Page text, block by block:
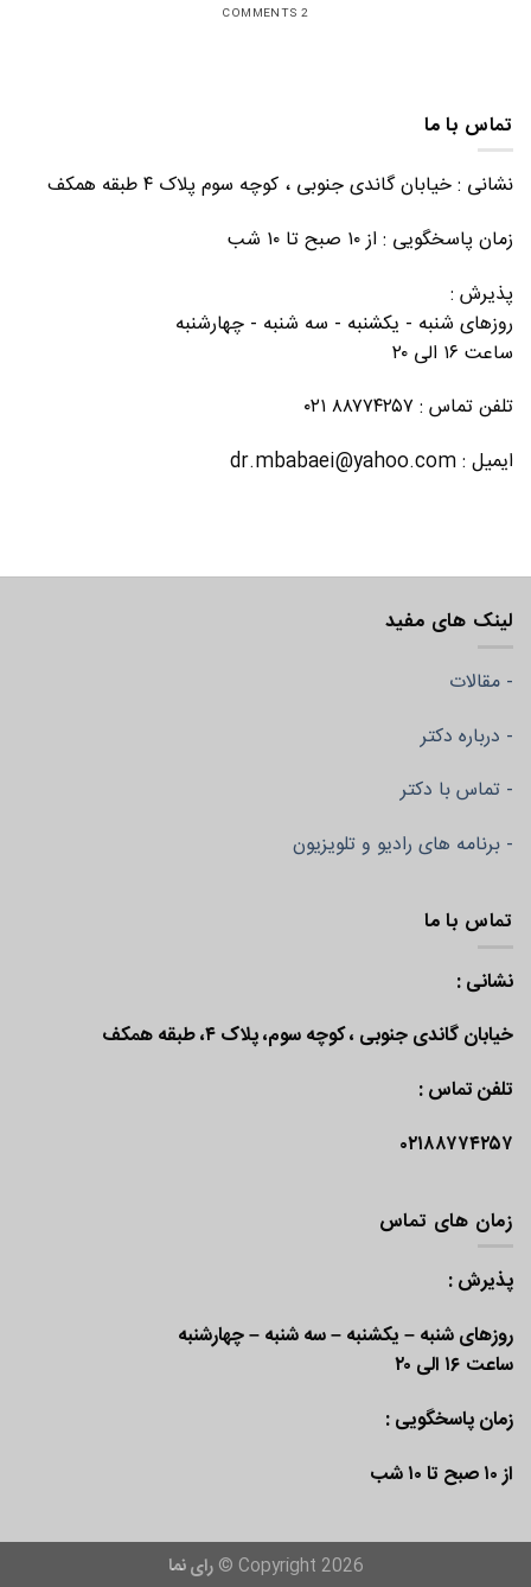
2 COMMENTS
تماس با ما
نشانی : خیابان گاندی جنوبی ، کوچه سوم پلاک ۴ طبقه همکف
زمان پاسخگویی : از ۱۰ صبح تا ۱۰ شب
پذیرش :
روزهای شنبه - یکشنبه - سه شنبه - چهارشنبه
ساعت ۱۶ الی ۲۰
تلفن تماس : ۸۸۷۷۴۲۵۷ ۰۲۱
ایمیل : dr.mbabaei@yahoo.com
لینک های مفید
- مقالات
- درباره دکتر
- تماس با دکتر
- برنامه های رادیو و تلویزیون
تماس با ما
نشانی :
خیابان گاندی جنوبی ، کوچه سوم، پلاک ۴، طبقه همکف
تلفن تماس :
۰۲۱۸۸۷۷۴۲۵۷
زمان های تماس
پذیرش :
روزهای شنبه – یکشنبه – سه شنبه – چهارشنبه
ساعت ۱۶ الی ۲۰
زمان پاسخگویی :
از ۱۰ صبح تا ۱۰ شب
Copyright 2026 © رای نما